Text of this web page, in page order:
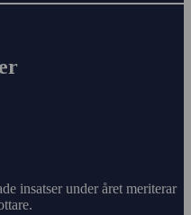
insatser under året meriterar